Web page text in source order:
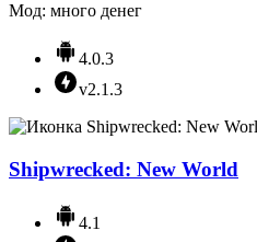
Мод: много денег
4.0.3
v2.1.3
Shipwrecked: New World
4.1